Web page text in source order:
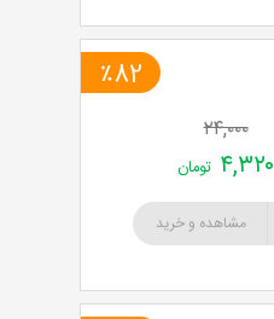
٪82
۲۴,۰۰۰
۴,۳۲۰ تومان
مشاهده و خرید